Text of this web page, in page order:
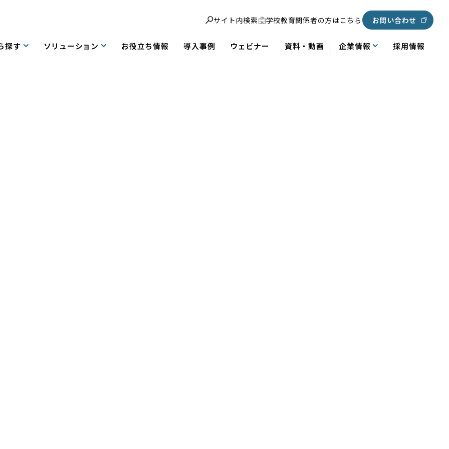
サイト内検索 学校教育関係者の方はこちら お問い合わせ
探す ソリューション お役立ち情報 導入事例 ウェビナー 資料・動画 企業情報 採用情報